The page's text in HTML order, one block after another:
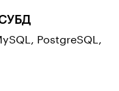
PostgreSQL,